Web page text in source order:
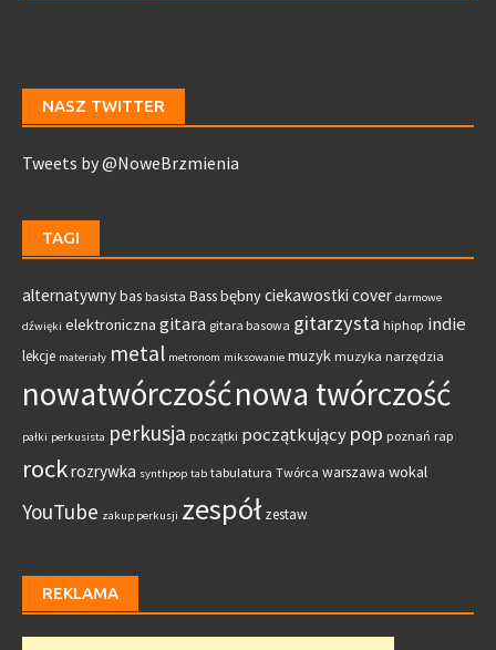
NASZ TWITTER
Tweets by @NoweBrzmienia
TAGI
alternatywnybas basista Bassbębnyciekawostki cover darmowe
dźwięki elektroniczna gitara gitara basowa gitarzysta hiphop indie
lekcje materiały metal metronom miksowanie muzyk muzyka narzędzia
nowatwórczośćnowa twórczość
pałki perkusista perkusja początki początkującypop poznań rap
rockrozrywka synthpop tab tabulatura Twórca warszawa wokal
YouTube zakup perkusji zespół zestaw
REKLAMA